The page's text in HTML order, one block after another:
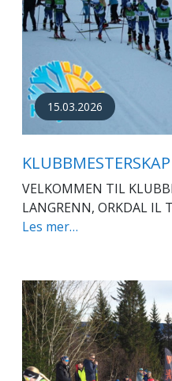
15.03.2026
VELKOMMEN TIL
LANGRENN, ORKDAL IL
Les mer…